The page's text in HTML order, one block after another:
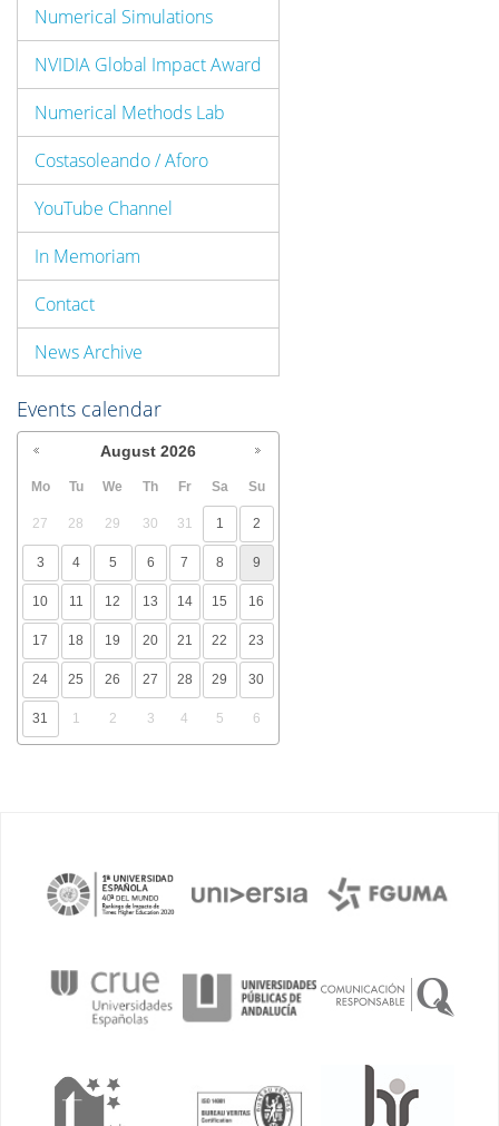
Numerical Simulations
NVIDIA Global Impact Award
Numerical Methods Lab
Costasoleando / Aforo
YouTube Channel
In Memoriam
Contact
News Archive
Events calendar
August 2026
Mo Tu We Th Fr Sa Su
27 28 29 30 31 1 2
3 4 5 6 7 8 9
10 11 12 13 14 15 16
17 18 19 20 21 22 23
24 25 26 27 28 29 30
31 1 2 3 4 5 6